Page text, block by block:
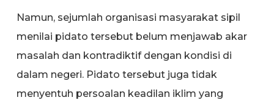
Namun, sejumlah organisasi masyarakat sipil
menilai pidato tersebut belum menjawab akar
masalah dan kontradiktif dengan kondisi di
dalam negeri. Pidato tersebut juga tidak
menyentuh persoalan keadilan iklim yang